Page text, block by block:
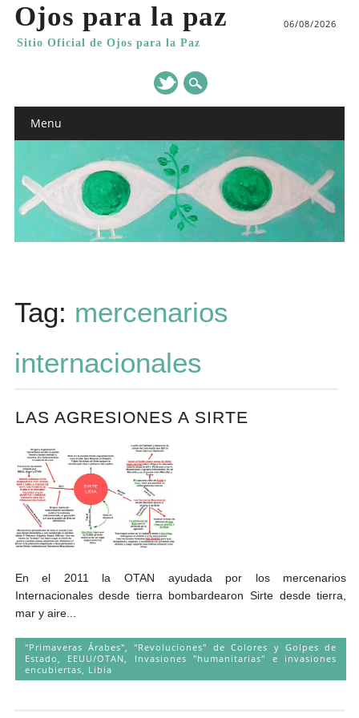
Ojos para la paz
Sitio Oficial de Ojos para la Paz
06/08/2026
Main menu
Menu
Tag: mercenarios
internacionales
LAS AGRESIONES A SIRTE
En el 2011 la OTAN ayudada por los mercenarios
Internacionales desde tierra bombardearon Sirte desde tierra,
mar y aire...
"Primaveras Árabes", "Revoluciones" de Colores y Golpes de
Estado
EEUU/OTAN
Invasiones "humanitarias" e invasiones
encubiertas
Libia